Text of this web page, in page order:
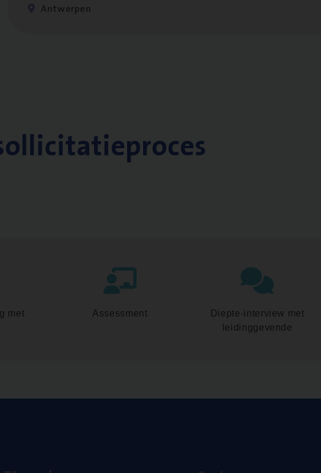
Antwerpen
met
Assessment
Diepte-interview met
leidinggevende